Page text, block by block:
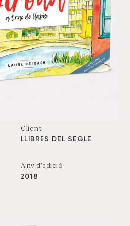
Client
LLIBRES DEL SEGLE
Any d'edició
2018